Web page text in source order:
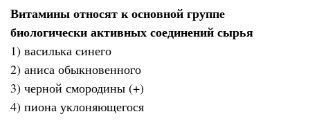
Витамины относят к основной группе
биологически активных соединений сырья
1) василька синего
2) аниса обыкновенного
3) черной смородины (+)
4) пиона уклоняющегося